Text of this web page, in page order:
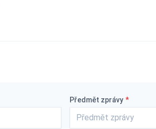
Předmět zprávy *